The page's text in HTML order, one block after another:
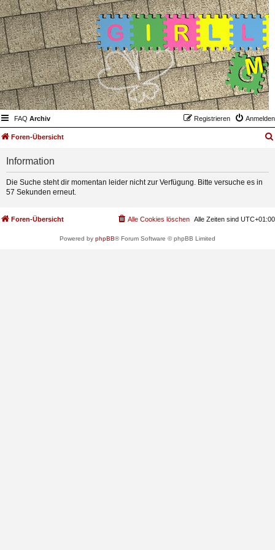
FAQ Archiv Anmelden
Registrieren
Foren-Übersicht
Information
Die Suche steht dir momentan leider nicht zur Verfügung. Bitte versuche es in
57 Sekunden erneut.
Foren-Übersicht Alle Zeiten sind UTC+01:00
Alle Cookies löschen
Powered by phpBB® Forum Software © phpBB Limited